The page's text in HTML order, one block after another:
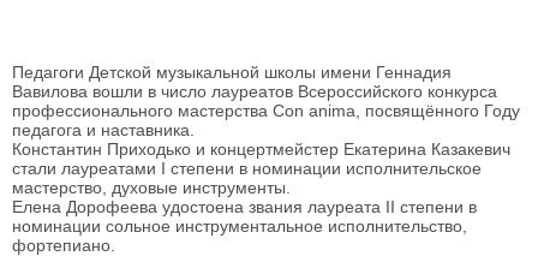
Педагоги Детской музыкальной школы имени Геннадия
Вавилова вошли в число лауреатов Всероссийского конкурса
профессионального мастерства Con anima, посвящённого Году
педагога и наставника.
Константин Приходько и концертмейстер Екатерина Казакевич
стали лауреатами I степени в номинации исполнительское
мастерство, духовые инструменты.
Елена Дорофеева удостоена звания лауреата II степени в
номинации сольное инструментальное исполнительство,
фортепиано.